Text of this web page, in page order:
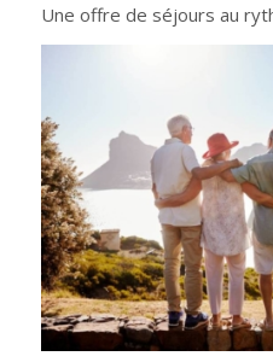
Une offre de séjours au